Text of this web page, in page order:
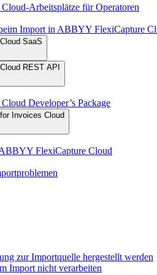
Arbeitsplätze für Operatoren
Import in ABBYY FlexiCapture
SaaS
REST API
Developer’s Package
Invoices Cloud
FlexiCapture Cloud
zur Importquelle hergestellt werden
Import nicht verarbeiten